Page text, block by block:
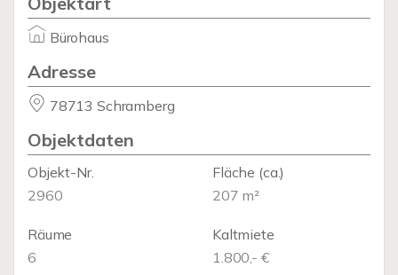
Bürohaus
Adresse
78713 Schramberg
Objektdaten
Objekt-Nr.
2960
Fläche (ca.)
207 m²
Räume
6
Kaltmiete
1.800,- €